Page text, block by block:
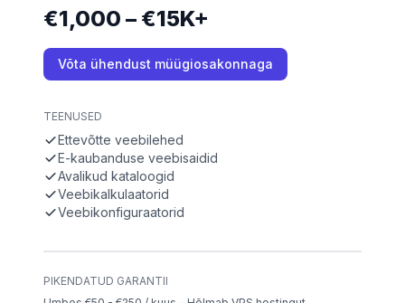
€1,000 – €15K+
Võta ühendust müügiosakonnaga
TEENUSED
Ettevõtte veebilehed
E-kaubanduse veebisaidid
Avalikud kataloogid
Veebikalkulaatorid
Veebikonfiguraatorid
PIKENDATUD GARANTII